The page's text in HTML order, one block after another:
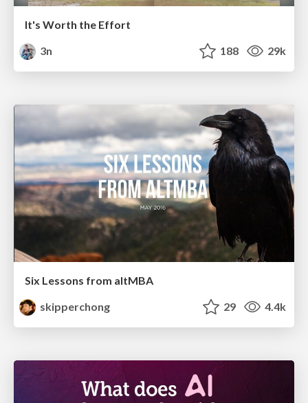
It's Worth the Effort
3n
188 29k
Six Lessons from altMBA
skipperchong
29 4.4k